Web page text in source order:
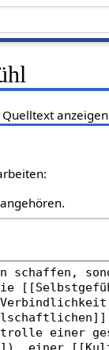
Quelltext anzeigen
angehören.